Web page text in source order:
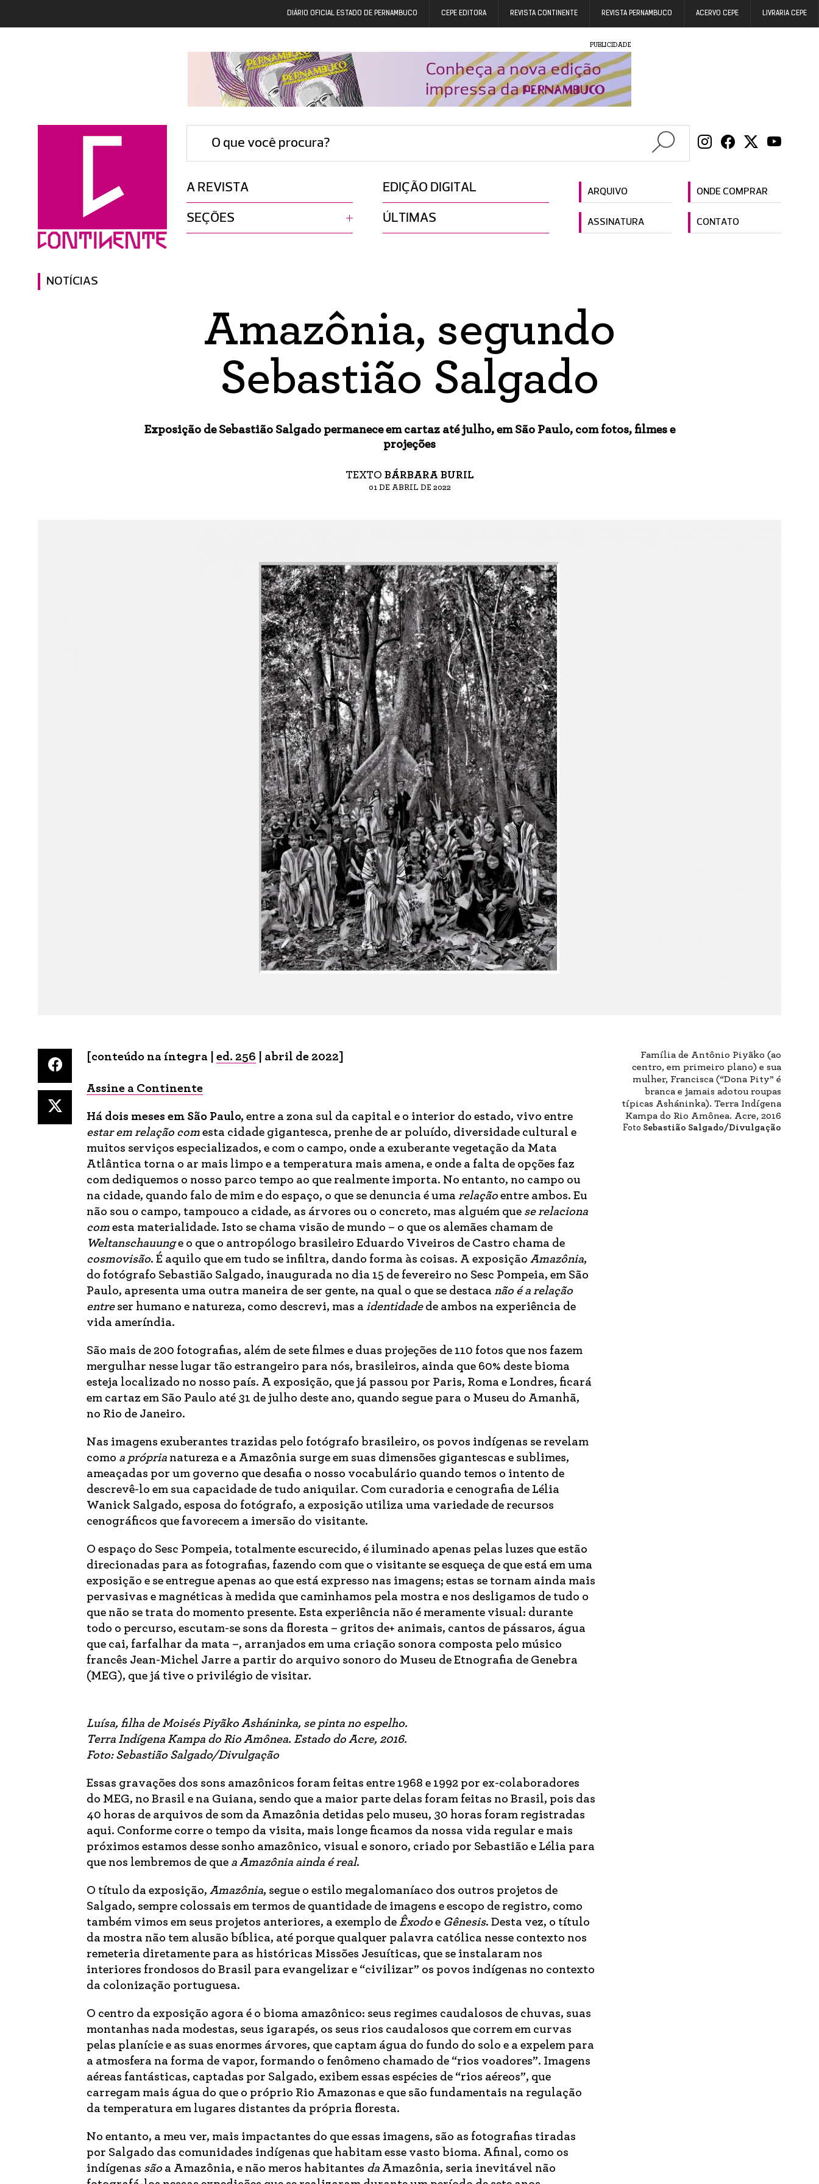
DIÁRIO OFICIAL ESTADO DE PERNAMBUCO CEPE EDITORA REVISTA CONTINENTE REVISTA PERNAMBUCO ACERVO CEPE LIVRARIA CEPE
PUBLICIDADE
O que você procura?
A REVISTA EDIÇÃO DIGITAL ARQUIVO ONDE COMPRAR
SEÇÕES ÚLTIMAS ASSINATURA CONTATO
NOTÍCIAS
Amazônia, segundo
Sebastião Salgado
Exposição de Sebastião Salgado permanece em cartaz até julho, em São Paulo, com fotos, filmes e
projeções
TEXTO BÁRBARA BURIL
01 DE ABRIL DE 2022
Família de Antônio Piyãko (ao
centro, em primeiro plano) e sua
mulher, Francisca (“Dona Pity” é
branca e jamais adotou roupas
típicas Asháninka). Terra Indígena
Kampa do Rio Amônea. Acre, 2016
Foto Sebastião Salgado/Divulgação
[conteúdo na íntegra | ed. 256 | abril de 2022]
Assine a Continente
Há dois meses em São Paulo, entre a zona sul da capital e o interior do estado, vivo entre
estar em relação com esta cidade gigantesca, prenhe de ar poluído, diversidade cultural e
muitos serviços especializados, e com o campo, onde a exuberante vegetação da Mata
Atlântica torna o ar mais limpo e a temperatura mais amena, e onde a falta de opções faz
com dediquemos o nosso parco tempo ao que realmente importa. No entanto, no campo ou
na cidade, quando falo de mim e do espaço, o que se denuncia é uma relação entre ambos. Eu
não sou o campo, tampouco a cidade, as árvores ou o concreto, mas alguém que se relaciona
com esta materialidade. Isto se chama visão de mundo – o que os alemães chamam de
Weltanschauunge o que o antropólogo brasileiro Eduardo Viveiros de Castro chama de
cosmovisão. É aquilo que em tudo se infiltra, dando forma às coisas. A exposição Amazônia,
do fotógrafo Sebastião Salgado, inaugurada no dia 15 de fevereiro no Sesc Pompeia, em São
Paulo, apresenta uma outra maneira de ser gente, na qual o que se destaca não é a relação
entreser humano e natureza, como descrevi, mas a identidade de ambos na experiência de
vida ameríndia.
São mais de 200 fotografias, além de sete filmes e duas projeções de 110 fotos que nos fazem
mergulhar nesse lugar tão estrangeiro para nós, brasileiros, ainda que 60% deste bioma
esteja localizado no nosso país. A exposição, que já passou por Paris, Roma e Londres, ficará
em cartaz em São Paulo até 31 de julho deste ano, quando segue para o Museu do Amanhã,
no Rio de Janeiro.
Nas imagens exuberantes trazidas pelo fotógrafo brasileiro, os povos indígenas se revelam
como a própria natureza e a Amazônia surge em suas dimensões gigantescas e sublimes,
ameaçadas por um governo que desafia o nosso vocabulário quando temos o intento de
descrevê-lo em sua capacidade de tudo aniquilar. Com curadoria e cenografia de Lélia
Wanick Salgado, esposa do fotógrafo, a exposição utiliza uma variedade de recursos
cenográficos que favorecem a imersão do visitante.
O espaço do Sesc Pompeia, totalmente escurecido, é iluminado apenas pelas luzes que estão
direcionadas para as fotografias, fazendo com que o visitante se esqueça de que está em uma
exposição e se entregue apenas ao que está expresso nas imagens; estas se tornam ainda mais
pervasivas e magnéticas à medida que caminhamos pela mostra e nos desligamos de tudo o
que não se trata do momento presente. Esta experiência não é meramente visual: durante
todo o percurso, escutam-se sons da floresta – gritos de+ animais, cantos de pássaros, água
que cai, farfalhar da mata –, arranjados em uma criação sonora composta pelo músico
francês Jean-Michel Jarre a partir do arquivo sonoro do Museu de Etnografia de Genebra
(MEG), que já tive o privilégio de visitar.
Luísa, filha de Moisés Piyãko Asháninka, se pinta no espelho.
Terra Indígena Kampa do Rio Amônea. Estado do Acre, 2016.
Foto: Sebastião Salgado/Divulgação
Essas gravações dos sons amazônicos foram feitas entre 1968 e 1992 por ex-colaboradores
do MEG, no Brasil e na Guiana, sendo que a maior parte delas foram feitas no Brasil, pois das
40 horas de arquivos de som da Amazônia detidas pelo museu, 30 horas foram registradas
aqui. Conforme corre o tempo da visita, mais longe ficamos da nossa vida regular e mais
próximos estamos desse sonho amazônico, visual e sonoro, criado por Sebastião e Lélia para
que nos lembremos de que a Amazônia ainda é real.
O título da exposição, Amazônia, segue o estilo megalomaníaco dos outros projetos de
Salgado, sempre colossais em termos de quantidade de imagens e escopo de registro, como
também vimos em seus projetos anteriores, a exemplo de Êxodo e Gênesis. Desta vez, o título
da mostra não tem alusão bíblica, até porque qualquer palavra católica nesse contexto nos
remeteria diretamente para as históricas Missões Jesuíticas, que se instalaram nos
interiores frondosos do Brasil para evangelizar e “civilizar” os povos indígenas no contexto
da colonização portuguesa.
O centro da exposição agora é o bioma amazônico: seus regimes caudalosos de chuvas, suas
montanhas nada modestas, seus igarapés, os seus rios caudalosos que correm em curvas
pelas planície e as suas enormes árvores, que captam água do fundo do solo e a expelem para
a atmosfera na forma de vapor, formando o fenômeno chamado de “rios voadores”. Imagens
aéreas fantásticas, captadas por Salgado, exibem essas espécies de “rios aéreos”, que
carregam mais água do que o próprio Rio Amazonas e que são fundamentais na regulação
da temperatura em lugares distantes da própria floresta.
No entanto, a meu ver, mais impactantes do que essas imagens, são as fotografias tiradas
por Salgado das comunidades indígenas que habitam esse vasto bioma. Afinal, como os
indígenas são a Amazônia, e não meros habitantes da Amazônia, seria inevitável não